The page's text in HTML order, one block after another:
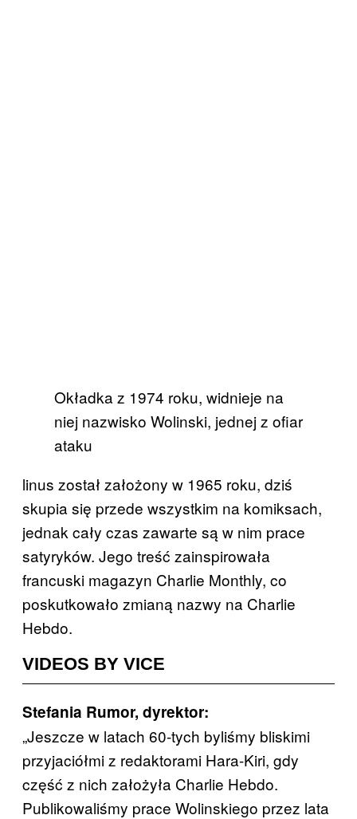
Okładka z 1974 roku, widnieje na
niej nazwisko Wolinski, jednej z ofiar
ataku
linus został założony w 1965 roku, dziś
skupia się przede wszystkim na komiksach,
jednak cały czas zawarte są w nim prace
satyryków. Jego treść zainspirowała
francuski magazyn Charlie Monthly, co
poskutkowało zmianą nazwy na Charlie
Hebdo.
VIDEOS BY VICE
Stefania Rumor, dyrektor:
„Jeszcze w latach 60-tych byliśmy bliskimi
przyjaciółmi z redaktorami Hara-Kiri, gdy
część z nich założyła Charlie Hebdo.
Publikowaliśmy prace Wolinskiego przez lata